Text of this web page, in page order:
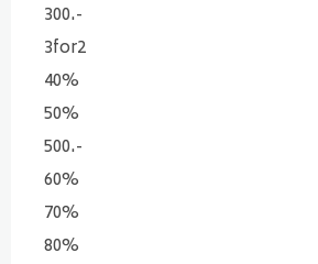
300.-
3for2
40%
50%
500.-
60%
70%
80%